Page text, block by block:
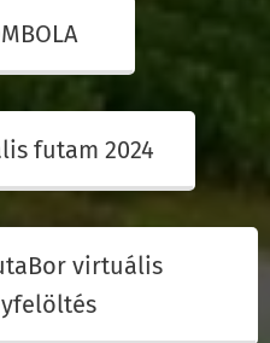
futam 2024
virtuális